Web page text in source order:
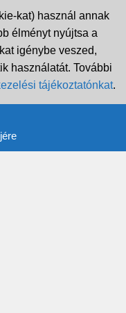
kat) használ annak
élményt nyújtsa a
igénybe veszed,
használatát. További
tájékoztatónkat.